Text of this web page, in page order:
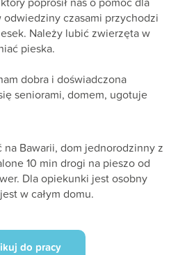
czasami przychodzi
Należy lubić zwierzęta w
pieska.
dobra i doświadczona
seniorami, domem, ugotuje
na Bawarii, dom jednorodzinny z
10 min drogi na pieszo od
Dla opiekunki jest osobny
w całym domu.